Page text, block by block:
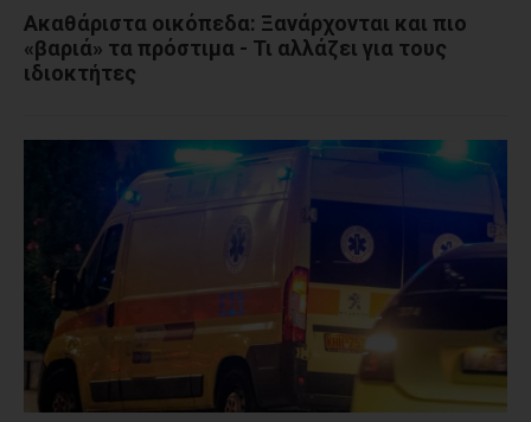
Aκαθάριστα οικόπεδα: Ξανάρχονται και πιο
«βαριά» τα πρόστιμα - Τι αλλάζει για τους
ιδιοκτήτες